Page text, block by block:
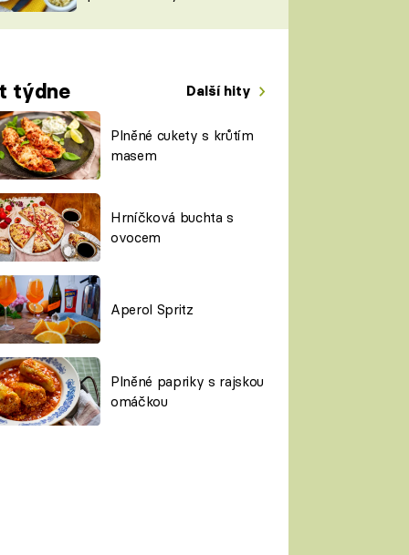
týdne Další hity
Plněné cukety s krůtím
masem
Hrníčková buchta s
ovocem
Aperol Spritz
Plněné papriky s rajskou
omáčkou